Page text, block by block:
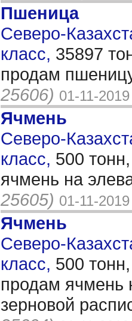
Пшеница
Северо-
класс, 35897
продам
25606) 01-11-2019
Ячмень
Северо-
класс, 500
ячмень на
25605) 01-11-2019
Ячмень
Северо-
класс, 500
продам ячмень
зерновой